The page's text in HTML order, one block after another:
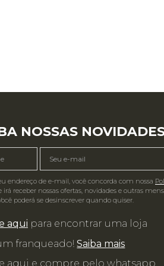
NOSSAS
endereço de e-mail, você concorda com nossa
irá receber nossas ofertas, novidades e outras
poderá se desinscrever quando quiser.
aqui para encontrar uma loja
franqueado!Saiba mais
aqui e compre pelo whatsapp